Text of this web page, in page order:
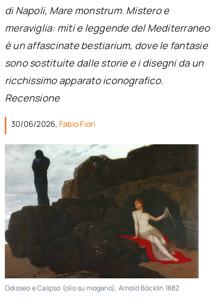
Cerca
per:
Newsletter
di Napoli, Mare monstrum. Mistero e
meraviglia: miti e leggende del Mediterraneo
è un affascinatebestiarium, dove le fantasie
sono sostituite dalle storie e i disegni da un
ricchissimo apparato iconografico.
Recensione
30/06/2026, Fabio Fiori
Odisseo e Calipso (olio su mogano), Arnold Böcklin 1882